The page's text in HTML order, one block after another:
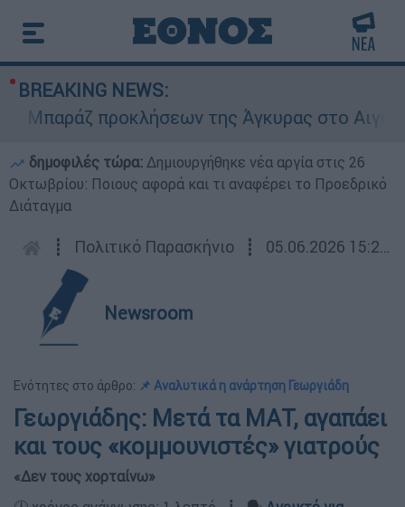
BREAKING NEWS:
προκλήσεων της Άγκυρας στο Αιγαίο:
δημοφιλές τώρα: Δημιουργήθηκε νέα αργία στις 26
Οκτωβρίου: Ποιους αφορά και τι αναφέρει το Προεδρικό
Διάταγμα
┋ Πολιτικό Παρασκήνιο ┋ 05.06.2026 15:25
Newsroom
Ενότητες στο άρθρο: 📌 Αναλυτικά η ανάρτηση Γεωργιάδη
Γεωργιάδης: Μετά τα ΜΑΤ, αγαπάει
και τους «κομμουνιστές» γιατρούς
«Δεν τους χορταίνω»